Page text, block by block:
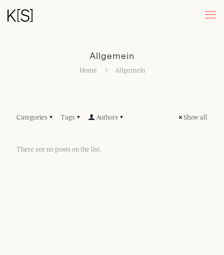
Allgemein
Home Allgemein
Categories Tags Authors Show all
There are no posts on the list.